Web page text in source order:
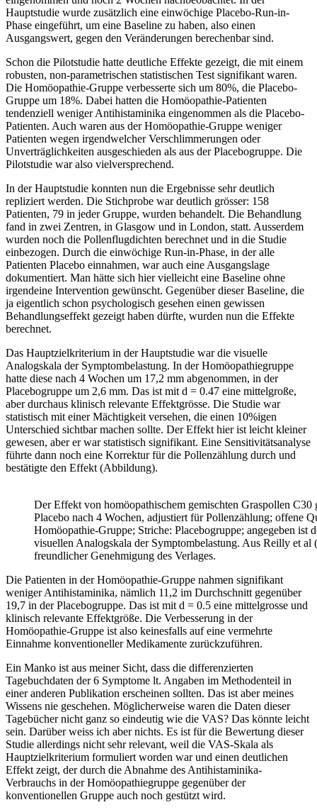
Hauptstudie wurde zusätzlich eine einwöchige Placebo-Run-in-
Phase eingeführt, um eine Baseline zu haben, also einen
Ausgangswert, gegen den Veränderungen berechenbar sind.
Schon die Pilotstudie hatte deutliche Effekte gezeigt, die mit einem
robusten, non-parametrischen statistischen Test signifikant waren.
Die Homöopathie-Gruppe verbesserte sich um 80%, die Placebo-
Gruppe um 18%. Dabei hatten die Homöopathie-Patienten
tendenziell weniger Antihistaminika eingenommen als die Placebo-
Patienten. Auch waren aus der Homöopathie-Gruppe weniger
Patienten wegen irgendwelcher Verschlimmerungen oder
Unverträglichkeiten ausgeschieden als aus der Placebogruppe. Die
Pilotstudie war also vielversprechend.
In der Hauptstudie konnten nun die Ergebnisse sehr deutlich
repliziert werden. Die Stichprobe war deutlich grösser: 158
Patienten, 79 in jeder Gruppe, wurden behandelt. Die Behandlung
fand in zwei Zentren, in Glasgow und in London, statt. Ausserdem
wurden noch die Pollenflugdichten berechnet und in die Studie
einbezogen. Durch die einwöchige Run-in-Phase, in der alle
Patienten Placebo einnahmen, war auch eine Ausgangslage
dokumentiert. Man hätte sich hier vielleicht eine Baseline ohne
irgendeine Intervention gewünscht. Gegenüber dieser Baseline, die
ja eigentlich schon psychologisch gesehen einen gewissen
Behandlungseffekt gezeigt haben dürfte, wurden nun die Effekte
berechnet.
Das Hauptzielkriterium in der Hauptstudie war die visuelle
Analogskala der Symptombelastung. In der Homöopathiegruppe
hatte diese nach 4 Wochen um 17,2 mm abgenommen, in der
Placebogruppe um 2,6 mm. Das ist mit d = 0.47 eine mittelgroße,
aber durchaus klinisch relevante Effektgrösse. Die Studie war
statistisch mit einer Mächtigkeit versehen, die einen 10%igen
Unterschied sichtbar machen sollte. Der Effekt hier ist leicht kleiner
gewesen, aber er war statistisch signifikant. Eine Sensitivitätsanalyse
führte dann noch eine Korrektur für die Pollenzählung durch und
bestätigte den Effekt (Abbildung).
Der Effekt von homöopathischem gemischten Graspollen C30
Placebo nach 4 Wochen, adjustiert für Pollenzählung; offene
Homöopathie-Gruppe; Striche: Placebogruppe; angegeben ist
visuellen Analogskala der Symptombelastung. Aus Reilly et al
freundlicher Genehmigung des Verlages.
Die Patienten in der Homöopathie-Gruppe nahmen signifikant
weniger Antihistaminika, nämlich 11,2 im Durchschnitt gegenüber
19,7 in der Placebogruppe. Das ist mit d = 0.5 eine mittelgrosse und
klinisch relevante Effektgröße. Die Verbesserung in der
Homöopathie-Gruppe ist also keinesfalls auf eine vermehrte
Einnahme konventioneller Medikamente zurückzuführen.
Ein Manko ist aus meiner Sicht, dass die differenzierten
Tagebuchdaten der 6 Symptome lt. Angaben im Methodenteil in
einer anderen Publikation erscheinen sollten. Das ist aber meines
Wissens nie geschehen. Möglicherweise waren die Daten dieser
Tagebücher nicht ganz so eindeutig wie die VAS? Das könnte leicht
sein. Darüber weiss ich aber nichts. Es ist für die Bewertung dieser
Studie allerdings nicht sehr relevant, weil die VAS-Skala als
Hauptzielkriterium formuliert worden war und einen deutlichen
Effekt zeigt, der durch die Abnahme des Antihistaminika-
Verbrauchs in der Homöopathiegruppe gegenüber der
konventionellen Gruppe auch noch gestützt wird.